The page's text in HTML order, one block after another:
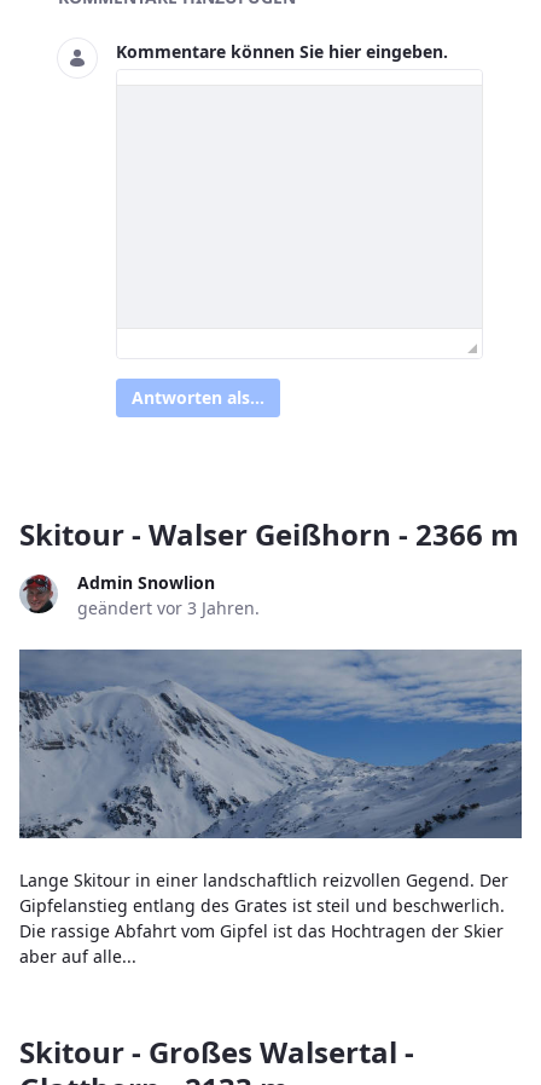
Kommentare können Sie hier eingeben.
Antworten als...
Skitour - Walser Geißhorn - 2366 m
Admin Snowlion
geändert vor 3 Jahren.
Lange Skitour in einer landschaftlich reizvollen Gegend. Der
Gipfelanstieg entlang des Grates ist steil und beschwerlich.
Die rassige Abfahrt vom Gipfel ist das Hochtragen der Skier
aber auf alle...
Skitour - Großes Walsertal -